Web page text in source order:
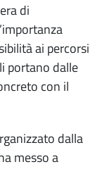
di
ai percorsi
portano dalle
con il
dalla
messo a